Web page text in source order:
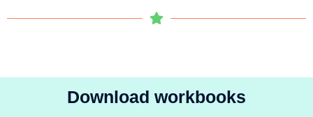
Download workbooks